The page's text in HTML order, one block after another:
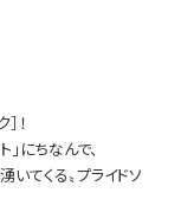
で、
プライドソングを紹
！
】
き合った日、会社に
！
にちなんで、
てくる〟プライドソ